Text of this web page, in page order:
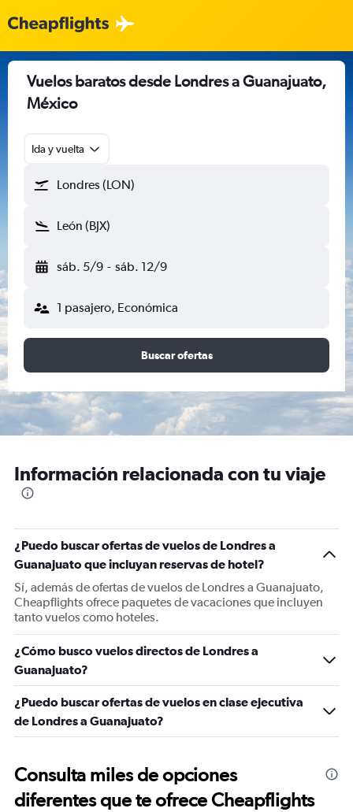
Vuelos baratos desde Londres a Guanajuato,
México
Ida y vuelta
Londres (LON)
León (BJX)
sáb. 5/9 - sáb. 12/9
1 pasajero, Económica
Buscar ofertas
Información relacionada con tu viaje
¿Puedo buscar ofertas de vuelos de Londres a
Guanajuato que incluyan reservas de hotel?
Sí, además de ofertas de vuelos de Londres a Guanajuato,
Cheapflights ofrece paquetes de vacaciones que incluyen
tanto vuelos como hoteles.
¿Cómo busco vuelos directos de Londres a
Guanajuato?
¿Puedo buscar ofertas de vuelos en clase ejecutiva
de Londres a Guanajuato?
Consulta miles de opciones
diferentes que te ofrece Cheapflights